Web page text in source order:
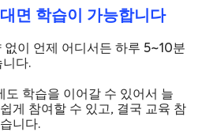
면 학습이 가능합니다
이 언제 어디서든 하루 5~10분
니다.
도 학습을 이어갈 수 있어서 늘
게 참여할 수 있고, 결국 교육 참
니다.